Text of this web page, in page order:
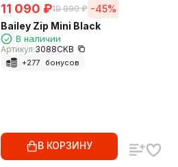
11 090 ₽19 990 ₽ -45%
Bailey Zip Mini Black
В наличии
Артикул:3088CKB
+277 бонусов
В КОРЗИНУ